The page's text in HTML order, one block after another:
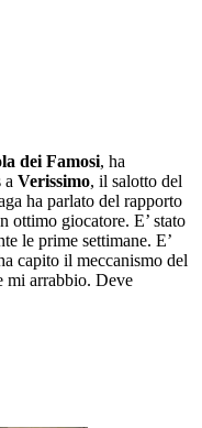
dei Famosi, ha
a Verissimo, il salotto del
ha parlato del rapporto
ottimo giocatore. E’ stato
le prime settimane. E’
capito il meccanismo del
mi arrabbio. Deve